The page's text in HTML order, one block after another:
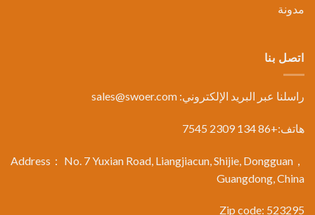
مدونة
اتصل بنا
راسلنا عبر البريد الإلكتروني: sales@swoer.com
هاتف:+86 134 2309 7545
Address： No. 7 Yuxian Road, Liangjiacun, Shijie, Dongguan，
Guangdong, China
Zip code: 523295